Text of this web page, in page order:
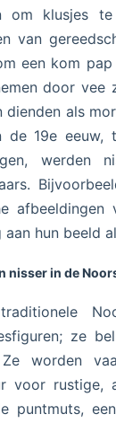
om klusjes
van
een kom
door vee
dienden als
de 19e eeuw,
werden
afbeeldingen
aan hun beeld
nisser in de
ze
Ze worden
voor rustige,
puntmuts,